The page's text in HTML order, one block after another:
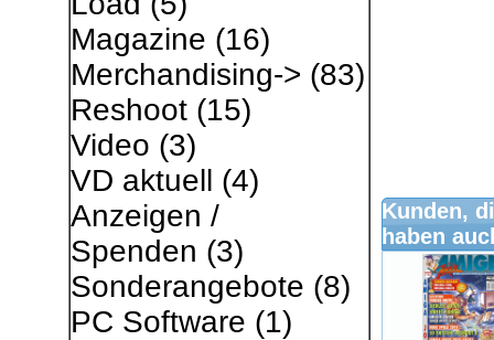
Magazine (16)
Merchandising-> (83)
Reshoot (15)
Video (3)
VD aktuell (4)
Anzeigen /
Spenden (3)
Sonderangebote (8)
PC Software (1)
Kunden,
haben